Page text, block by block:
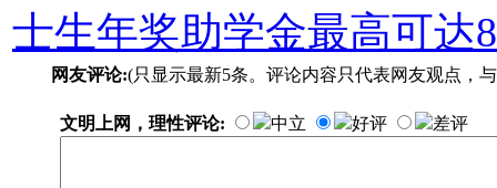
士生年奖助学金最高可达
网友评论:(只显示最新5条。评论内容只代表网友观点，
文明上网，理性评论: 中立 好评 差评